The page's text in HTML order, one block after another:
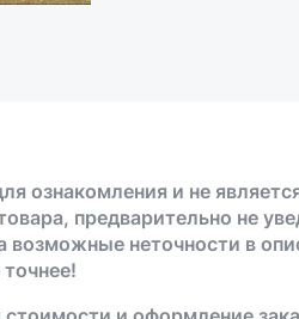
ознакомления и не
предварительно не
возможные неточности в